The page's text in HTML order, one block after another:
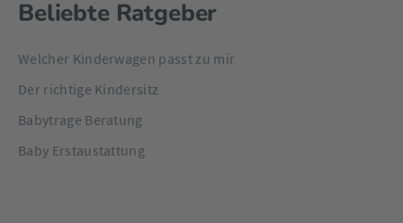
Beliebte Ratgeber
Welcher Kinderwagen passt zu mir
Der richtige Kindersitz
Babytrage Beratung
Baby Erstaustattung